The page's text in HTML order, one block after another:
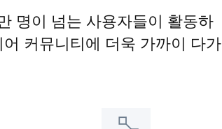
명이 넘는 사용자들이 활동하
커뮤니티에 더욱 가까이 다가